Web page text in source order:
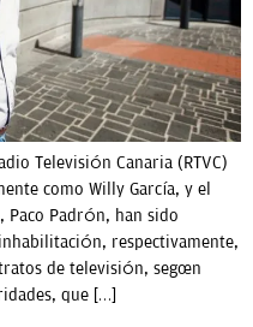
Televisión Canaria (RTVC)
como Willy García, y el
Padrón, han sido
respectivamente,
de televisión, según
que […]